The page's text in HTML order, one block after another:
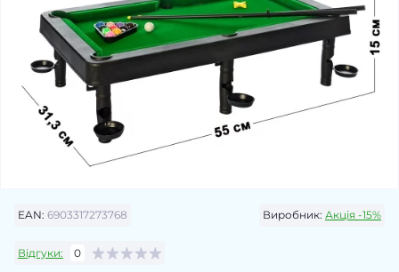
EAN: 6903317273768 Виробник: Акція -15%
Відгуки: 0